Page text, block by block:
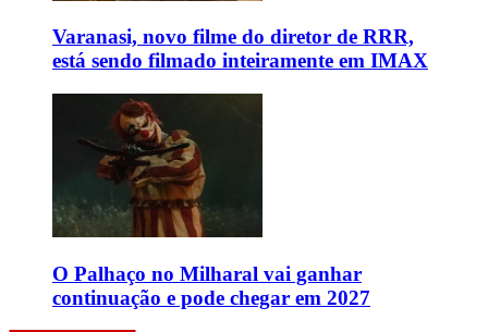
Varanasi, novo filme do diretor de RRR,
está sendo filmado inteiramente em IMAX
O Palhaço no Milharal vai ganhar
continuação e pode chegar em 2027